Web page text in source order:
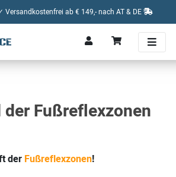
Versandkostenfrei ab € 149,- nach AT & DE
Fußreflexzonen
der Fußreflexzonen!